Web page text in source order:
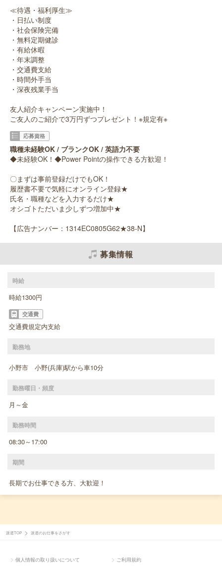
≪待遇・福利厚生≫
・日払い制度
・社会保険完備
・無料定期健診
・有給休暇
・年末調整
・交通費支給
・時間外手当
・深夜残業手当
友人紹介キャンペーン実施中！
ご友人のご紹介で3万円ずつプレゼント！※規定有※
応募資格
職種未経験OK / ブランクOK / 英語力不要
◆未経験OK！◆Power Pointの操作できる方歓迎！
〇まずは事前登録だけでもOK！
履歴書不要で気軽にオンライン登録★
氏名・職種などを入力するだけ★
オシゴトただいま少しずつ増加中★
【広告ナンバー：1314EC0805G62★38-N】
募集情報
時給
時給1300円
交通費
交通費規定内支給
勤務地
小野市 小野(兵庫)駅から車10分
勤務曜日・頻度
月～金
勤務時間
08:30～17:00
期間
長期でお仕事できる方、大歓迎！
派遣TOP 派遣のお仕事をさがす
個人情報の取り扱いについて ご利用規約